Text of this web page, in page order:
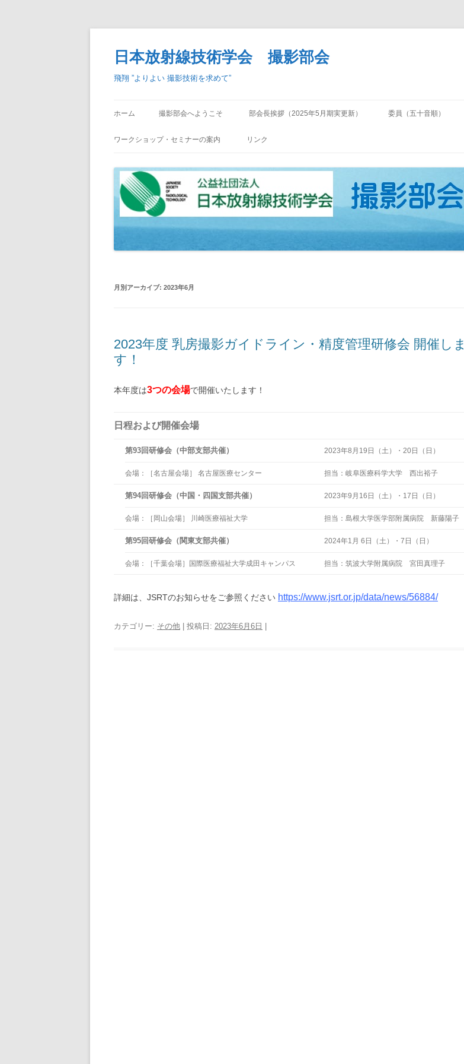
日本放射線技術学会 撮影部会
飛翔 ”よりよい 撮影技術を求めて”
ン
ッ
ホーム 撮影部会へようこそ 部会長挨拶（2025年5月期実更新） 委員（五十音順）
ワークショップ・セミナーの案内 リンク
月別アーカイブ: 2023年6月
2023年度 乳房撮影ガイドライン・精度管理研修会 開催しま
す！
本年度は3つの会場で開催いたします！
日程および開催会場
第93回研修会（中部支部共催） 2023年8月19日（土）・20日（日）
会場：［名古屋会場］ 名古屋医療センター 担当：岐阜医療科学大学 西出裕子
第94回研修会（中国・四国支部共催） 2023年9月16日（土）・17日（日）
会場：［岡山会場］ 川崎医療福祉大学 担当：島根大学医学部附属病院 新藤陽子
第95回研修会（関東支部共催） 2024年1月 6日（土）・7日（日）
会場：［千葉会場］国際医療福祉大学成田キャンパス 担当：筑波大学附属病院 宮田真理子
詳細は、JSRTのお知らせをご参照ください https://www.jsrt.or.jp/data/news/56884/
カテゴリー: その他 | 投稿日: 2023年6月6日